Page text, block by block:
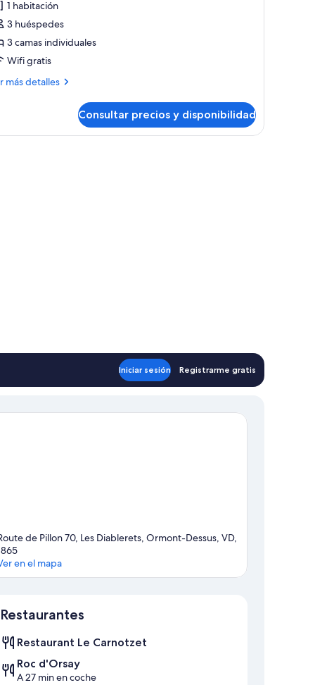
1 habitación
3 huéspedes
3 camas individuales
Wifi gratis
más detalles
Consultar precios y disponibilidad
y techo de madera.
Iniciar sesión Registrarme gratis
de Pillon 70, Les Diablerets, Ormont-Dessus, VD,
en el mapa
Restaurantes
Restaurant Le Carnotzet
Roc d'Orsay
A 27 min en coche